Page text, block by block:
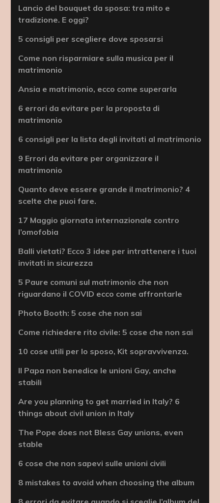
Lancio del bouquet da sposa: tra mito e
tradizione. E oggi?
5 consigli per scegliere dove sposarsi
Come non risparmiare sulla musica per il
matrimonio
Ansia e matrimonio, ecco come superarla
6 errori da evitare per la proposta di
matrimonio
6 consigli per la lista degli invitati al matrimonio
9 Errori da evitare per organizzare il
matrimonio
Quanto deve essere grande il matrimonio? 4
scelte che puoi fare.
17 Maggio giornata internazionale contro
l’omofobia
Balli vietati? Ecco 3 idee per intrattenere i tuoi
invitati in sicurezza
5 Paure comuni sul matrimonio che non
riguardano il COVID ecco come affrontarle
Photo Booth: 5 cose che non sai
Come richiedere rito civile: 5 cose che non sai
10 cose utili per lo sposo, Kit sopravvivenza.
Il Papa non benedice le unioni Gay, anche
stabili
Are you planning to get married in Italy? 6
things about civil union in Italy
The Pope does not Bless Gay unions, even
stable
6 cose che non sapevi sulle unioni civili
8 mistakes to avoid when choosing the album